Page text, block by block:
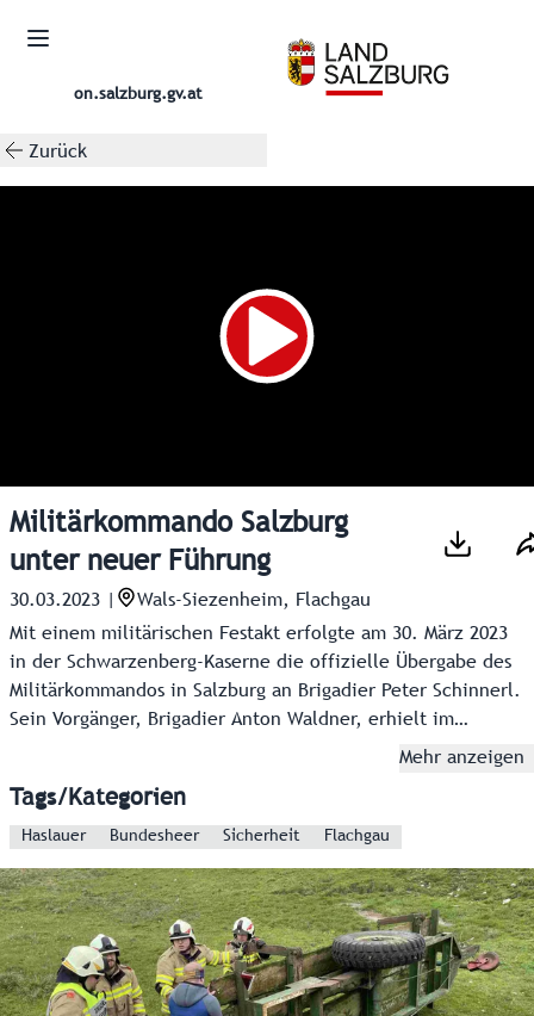
on.salzburg.gv.at
Zurück
Militärkommando Salzburg
unter neuer Führung
30.03.2023
Wals-Siezenheim, Flachgau
Mit einem militärischen Festakt erfolgte am 30. März 2023
in der Schwarzenberg-Kaserne die offizielle Übergabe des
Militärkommandos in Salzburg an Brigadier Peter Schinnerl.
Sein Vorgänger, Brigadier Anton Waldner, erhielt im
Rahmen der Zeremonie von Landeshauptmann Wilfried
Mehr anzeigen
Tags/Kategorien
Haslauer Bundesheer Sicherheit Flachgau